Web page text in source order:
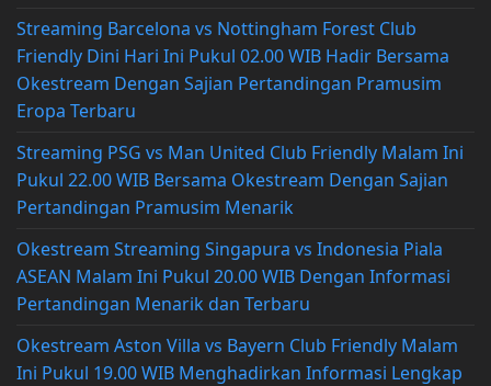
Streaming Barcelona vs Nottingham Forest Club
Friendly Dini Hari Ini Pukul 02.00 WIB Hadir Bersama
Okestream Dengan Sajian Pertandingan Pramusim
Eropa Terbaru
Streaming PSG vs Man United Club Friendly Malam Ini
Pukul 22.00 WIB Bersama Okestream Dengan Sajian
Pertandingan Pramusim Menarik
Okestream Streaming Singapura vs Indonesia Piala
ASEAN Malam Ini Pukul 20.00 WIB Dengan Informasi
Pertandingan Menarik dan Terbaru
Okestream Aston Villa vs Bayern Club Friendly Malam
Ini Pukul 19.00 WIB Menghadirkan Informasi Lengkap